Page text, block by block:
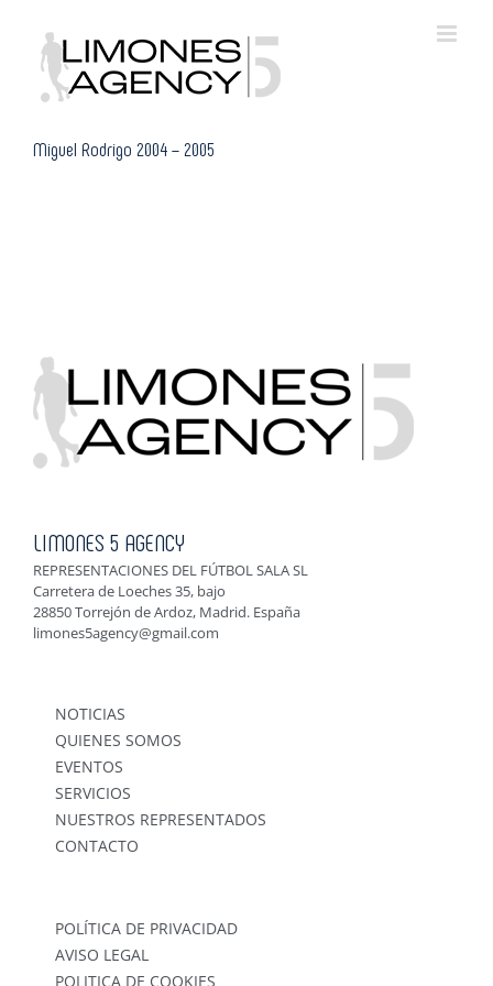
content
Miguel Rodrigo 2004 – 2005
LIMONES 5 AGENCY
REPRESENTACIONES DEL FÚTBOL SALA SL
Carretera de Loeches 35, bajo
28850 Torrejón de Ardoz, Madrid. España
limones5agency@gmail.com
NOTICIAS
QUIENES SOMOS
EVENTOS
SERVICIOS
NUESTROS REPRESENTADOS
CONTACTO
POLÍTICA DE PRIVACIDAD
AVISO LEGAL
POLITICA DE COOKIES